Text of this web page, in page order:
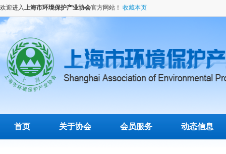
欢迎进入上海市环境保护产业协会官方网站！ 收藏本页
首页 关于协会 会员服务 动态信息